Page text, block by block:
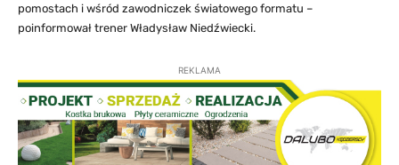
pomostach i wśród zawodniczek światowego formatu –
poinformował trener Władysław Niedźwiecki.
REKLAMA